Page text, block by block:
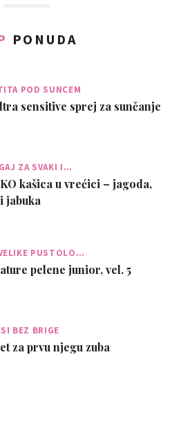
PONUDA
POD SUNCEM
sensitive sprej za sunčanje
ZA SVAKI I…
kašica u vrećici – jagoda,
jabuka
PUSTOLO…
pelene junior, vel. 5
BEZ BRIGE
za prvu njegu zuba